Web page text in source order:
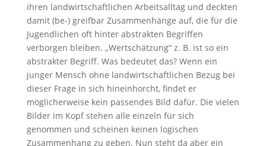
ihren landwirtschaftlichen Arbeitsalltag und deckten
damit (be-) greifbar Zusammenhänge auf, die für die
Jugendlichen oft hinter abstrakten Begriffen
verborgen bleiben. „Wertschätzung“ z. B. ist so ein
abstrakter Begriff. Was bedeutet das? Wenn ein
junger Mensch ohne landwirtschaftlichen Bezug bei
dieser Frage in sich hineinhorcht, findet er
möglicherweise kein passendes Bild dafür. Die vielen
Bilder im Kopf stehen alle einzeln für sich
genommen und scheinen keinen logischen
Zusammenhang zu geben. Nun steht da aber ein